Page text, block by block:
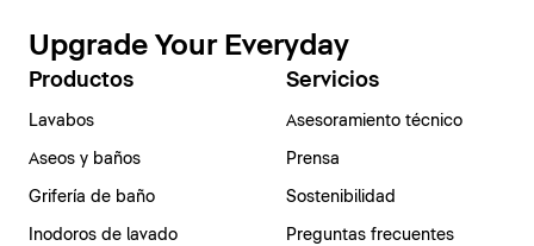
Upgrade Your Everyday
Productos
Lavabos
Aseos y baños
Grifería de baño
Inodoros de lavado
Servicios
Asesoramiento técnico
Prensa
Sostenibilidad
Preguntas frecuentes